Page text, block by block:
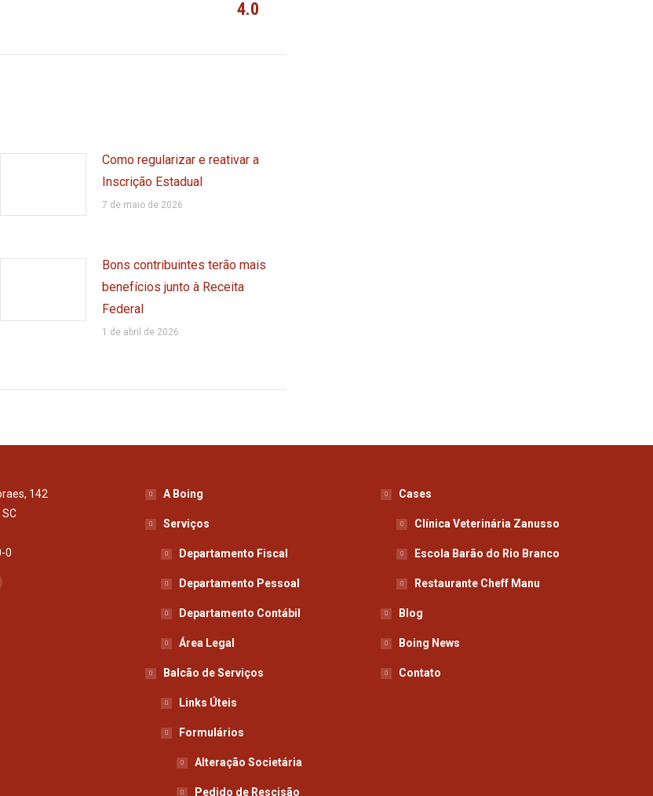
4.0
Como regularizar e reativar a
Inscrição Estadual
7 de maio de 2026
Bons contribuintes terão mais
benefícios junto à Receita
Federal
1 de abril de 2026
142
0
A Boing
Serviços
Departamento Fiscal
Departamento Pessoal
Departamento Contábil
Área Legal
Balcão de Serviços
Links Úteis
Formulários
Alteração Societária
Pedido de Rescisão
Cases
Clínica Veterinária Zanusso
Escola Barão do Rio Branco
Restaurante Cheff Manu
Blog
Boing News
Contato